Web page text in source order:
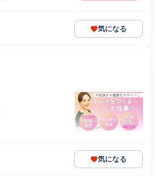
気になる
気になる